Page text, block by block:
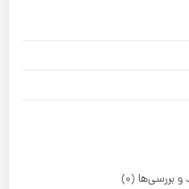
و بررسی‌ها (0)